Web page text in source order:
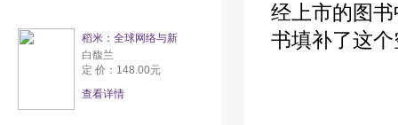
稻米：全球网络与新
白馥兰
定 价：148.00元
查看详情
经上市的图
书填补了这